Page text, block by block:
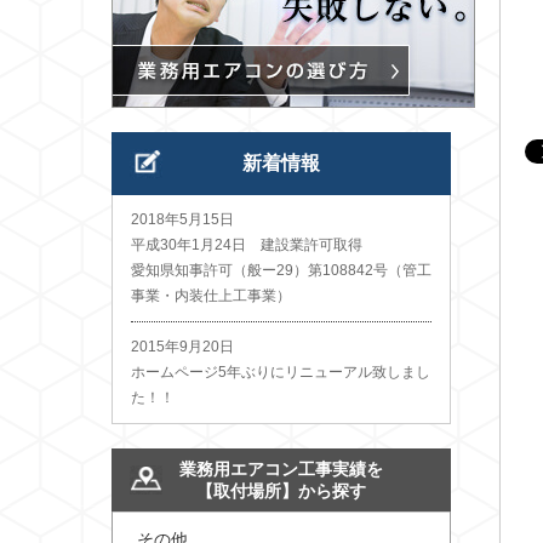
新着情報
2018年5月15日
平成30年1月24日 建設業許可取得
愛知県知事許可（般ー29）第108842号（管工
事業・内装仕上工事業）
2015年9月20日
ホームページ5年ぶりにリニューアル致しまし
た！！
業務用エアコン工事実績を
【取付場所】から探す